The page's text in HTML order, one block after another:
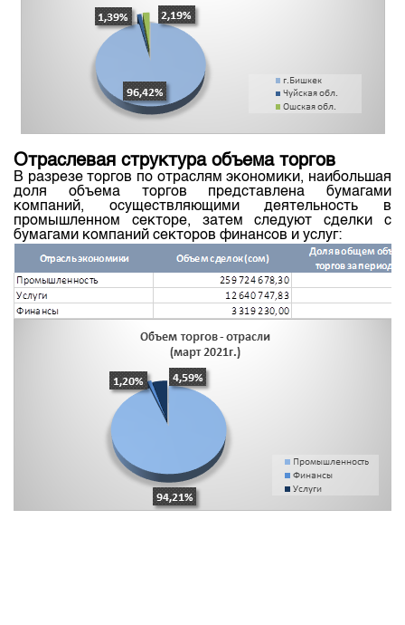
Отраслевая структура объема торгов
В разрезе торгов по отраслям экономики, наибольшая
доля объема торгов представлена бумагами
компаний, осуществляющими деятельность в
промышленном секторе, затем следуют сделки с
бумагами компаний секторов финансов и услуг: